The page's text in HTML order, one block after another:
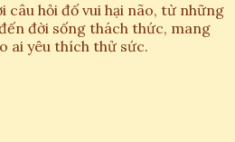
hỏi đố vui hại não, từ những
đời sống thách thức, mang
ai yêu thích thử sức.